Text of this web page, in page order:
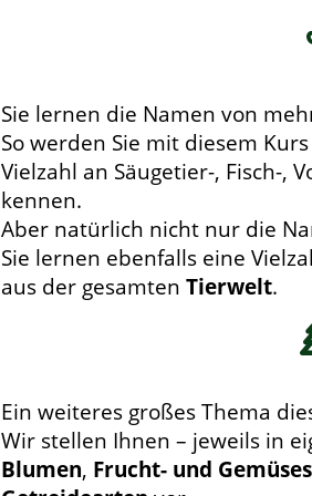
Sie lernen die Namen von
So werden Sie mit diesem
Vielzahl an Säugetier-, Fisch-,
kennen.
Aber natürlich nicht nur die
Sie lernen ebenfalls eine
aus der gesamten Tierwelt.
Ein weiteres großes Thema
Wir stellen Ihnen – jeweils in
Blumen, Frucht- und